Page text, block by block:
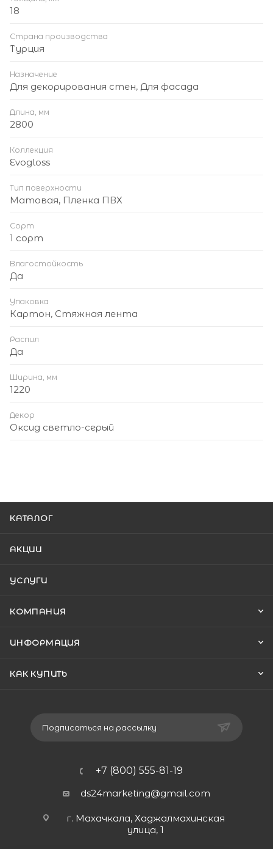
18
Страна производства
Турция
Назначение
Для декорирования стен, Для фасада
Длина, мм
2800
Коллекция
Evogloss
Тип поверхности
Матовая, Пленка ПВХ
Сорт
1 сорт
Влагостойкость
Да
Упаковка
Картон, Стяжная лента
Распил
Да
Ширина, мм
1220
Декор
Оксид светло-серый
КАТАЛОГ
АКЦИИ
УСЛУГИ
КОМПАНИЯ
ИНФОРМАЦИЯ
КАК КУПИТЬ
Подписаться на рассылку
+7 (800) 555-81-19
ds24marketing@gmail.com
г. Махачкала, Хаджалмахинская
улица, 1